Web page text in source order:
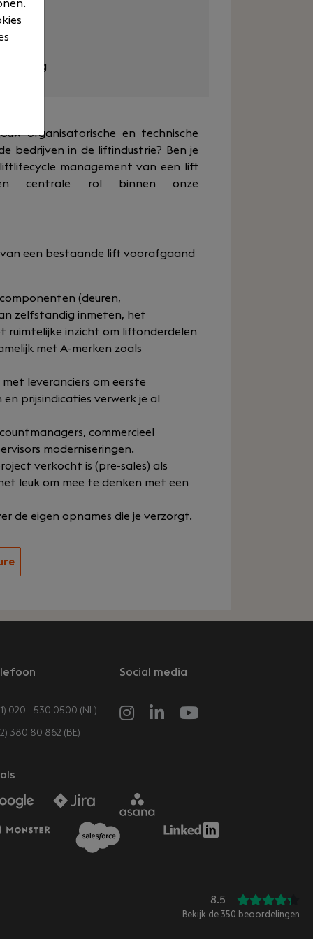
organisatorische en technische
bedrijven in de liftindustrie? Ben je
management van een lift
centrale rol binnen onze
een bestaande lift voorafgaand
(deuren,
zelfstandig inmeten, het
ruimtelijke inzicht om liftonderdelen
met A-merken zoals
leveranciers om eerste
prijsindicaties verwerk je al
commercieel
moderniseringen.
verkocht is (pre-sales) als
leuk om mee te denken met een
de eigen opnames die je verzorgt.
020 - 530 0500 (NL)
380 80 862 (BE)
Social media
8.5
Bekijk de 350 beoordelingen